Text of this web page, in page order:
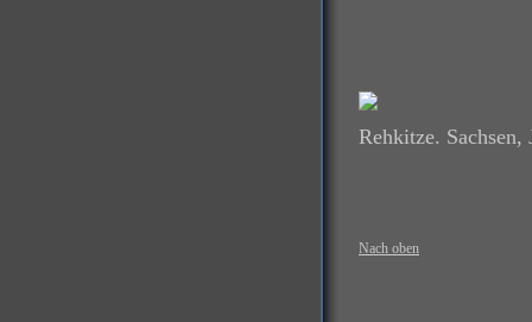
Rehkitze. Sachsen,
Nach oben